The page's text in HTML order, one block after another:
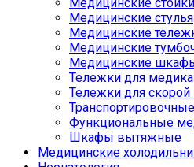
Медицинские стулья
Медицинские
Медицинские
Медицинские
Тележки для
Тележки для
Функциональные
Шкафы вытяжные
Медицинские